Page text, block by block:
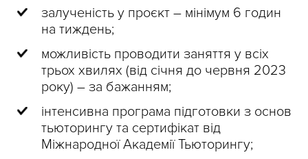
залученість у проєкт – мінімум 6 годин
на тиждень;
можливість проводити заняття у всіх
трьох хвилях (від січня до червня 2023
року) – за бажанням;
інтенсивна програма підготовки з основ
тьюторингу та сертифікат від
Міжнародної Академії Тьюторингу;